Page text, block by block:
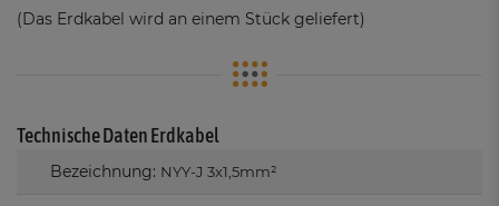
(Das Erdkabel wird an einem Stück geliefert)
Technische Daten Erdkabel
Bezeichnung: NYY-J 3x1,5mm²